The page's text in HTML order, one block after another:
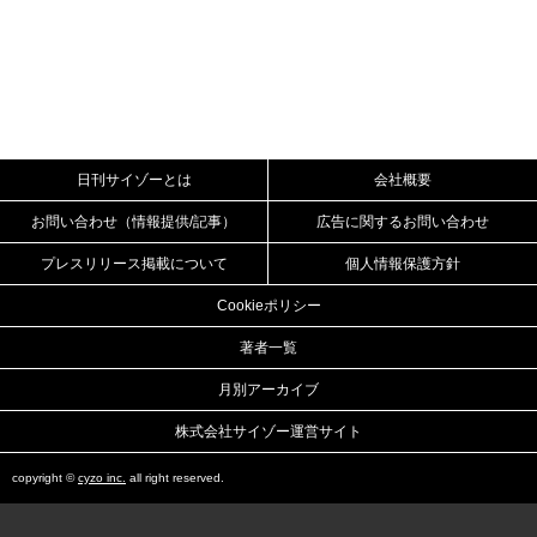
日刊サイゾーとは 会社概要
お問い合わせ（情報提供/記事） 広告に関するお問い合わせ
プレスリリース掲載について 個人情報保護方針
Cookieポリシー
著者一覧
月別アーカイブ
株式会社サイゾー運営サイト
copyright ©cyzo inc. all right reserved.